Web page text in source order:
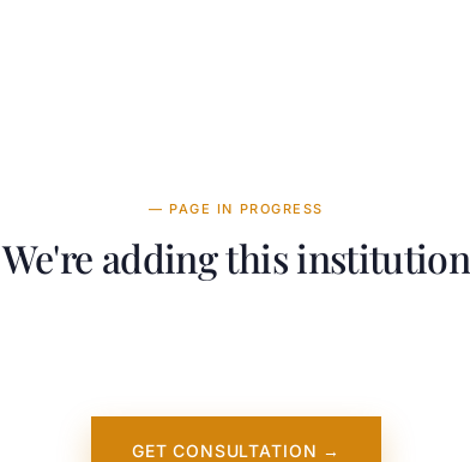
— PAGE IN PROGRESS
We're adding this institution
GET CONSULTATION →